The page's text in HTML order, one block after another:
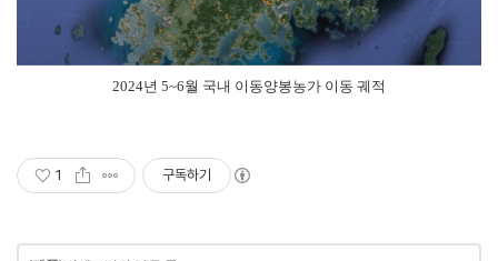
2024년 5~6월 국내 이동양봉농가 이동 궤적
1 구독하기